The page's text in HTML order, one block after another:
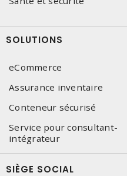
SOLUTIONS
eCommerce
Assurance inventaire
Conteneur sécurisé
Service pour consultant-
intégrateur
SIÈGE SOCIAL